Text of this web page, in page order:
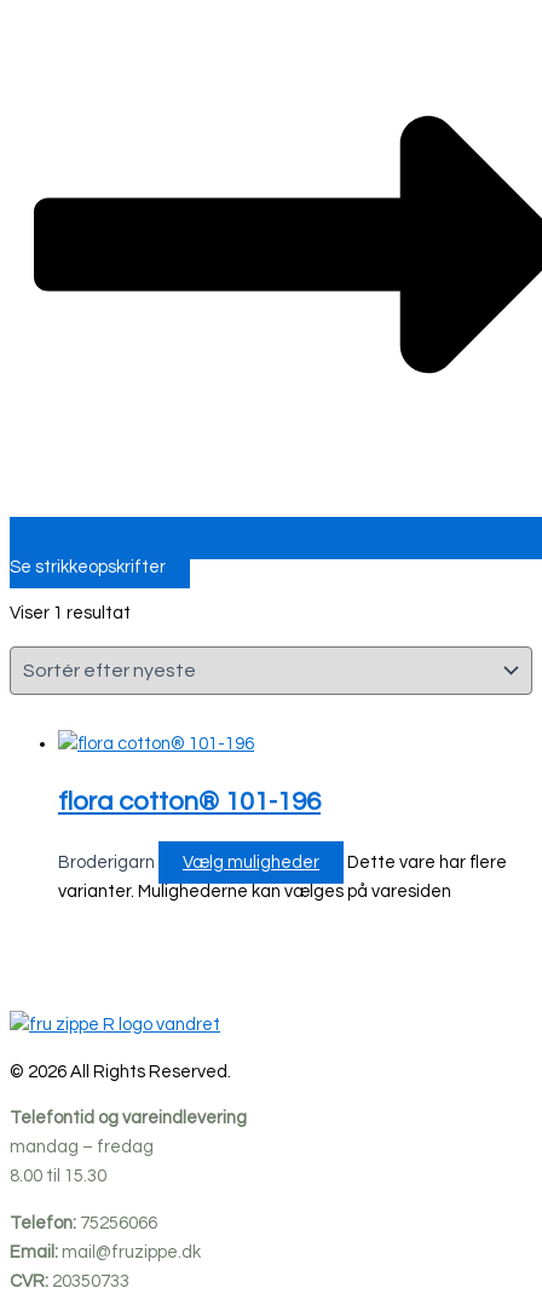
Se strikkeopskrifter
Viser 1 resultat
flora cotton® 101-196
Broderigarn Vælg muligheder
Dette vare har flere
varianter. Mulighederne kan vælges på varesiden
© 2026 All Rights Reserved.
Telefontid og vareindlevering
mandag – fredag
8.00 til 15.30
Telefon: 75256066
Email: mail@fruzippe.dk
CVR: 20350733